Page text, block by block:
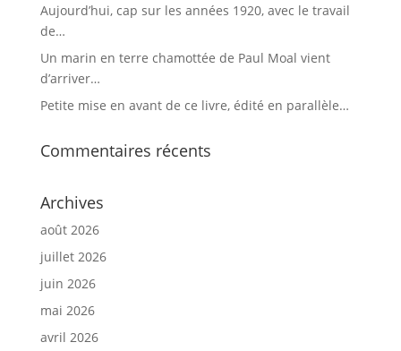
Aujourd’hui, cap sur les années 1920, avec le travail
de…
Un marin en terre chamottée de Paul Moal vient
d’arriver…
Petite mise en avant de ce livre, édité en parallèle…
Commentaires récents
Archives
août 2026
juillet 2026
juin 2026
mai 2026
avril 2026